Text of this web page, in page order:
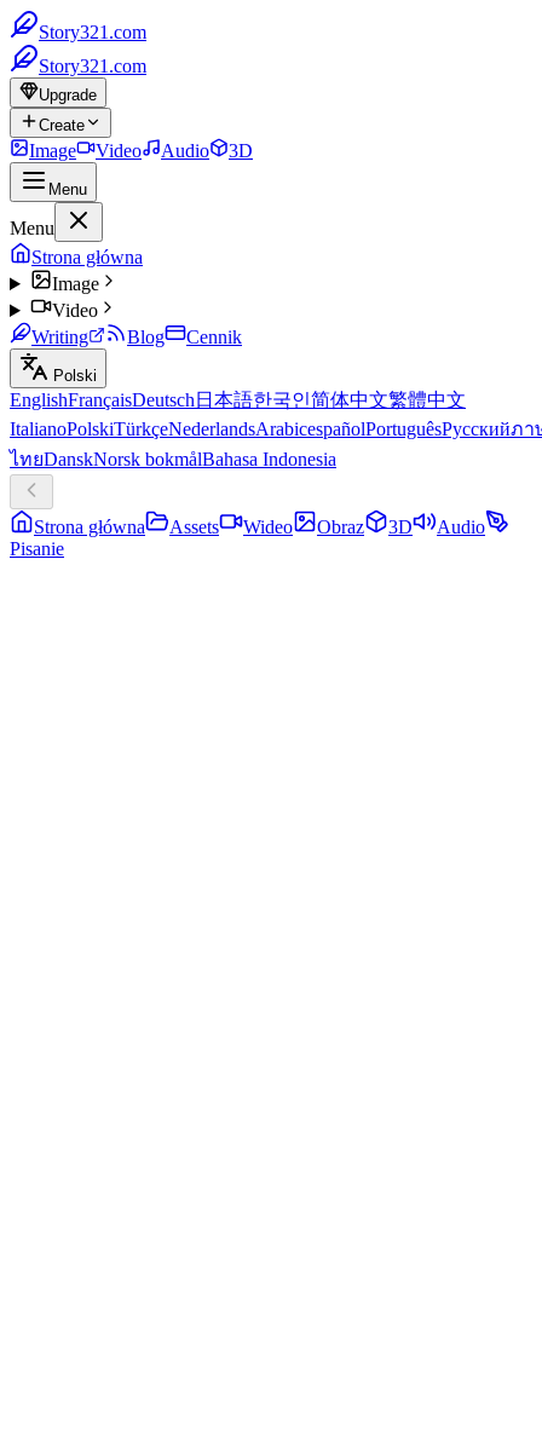
Story321.com
Story321.com
Upgrade
Create
Image Video Audio 3D
Menu
Menu
Strona główna
Image
Video
Writing
Blog Cennik
Polski
EnglishFrançaisDeutsch 日本語한국인简体中文繁體中文
ItalianoPolskiTürkçeNederlandsArabicespañolPortuguêsРусскийภา
ไทยDanskNorsk bokmålBahasa Indonesia
Strona główna Assets Wideo Obraz 3D
Audio
Pisanie